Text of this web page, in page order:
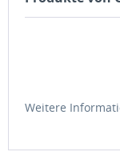
Weitere